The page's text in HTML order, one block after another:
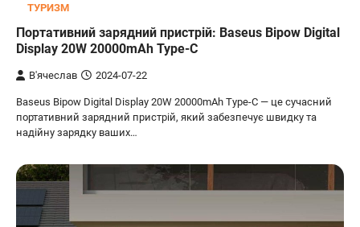
ТУРИЗМ
Портативний зарядний пристрій: Baseus Bipow Digital
Display 20W 20000mAh Type-C
В'ячеслав 2024-07-22
Baseus Bipow Digital Display 20W 20000mAh Type-C — це сучасний
портативний зарядний пристрій, який забезпечує швидку та
надійну зарядку ваших…